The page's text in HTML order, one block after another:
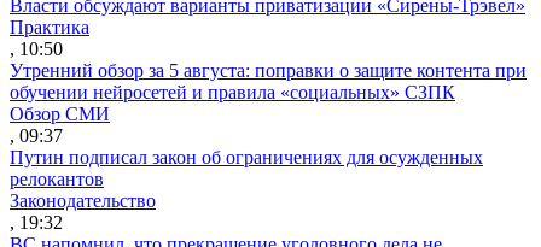
Власти обсуждают варианты приватизации «Сирены-Трэвел»
Практика
, 10:50
Утренний обзор за 5 августа: поправки о защите контента при
обучении нейросетей и правила «социальных» СЗПК
Обзор СМИ
, 09:37
Путин подписал закон об ограничениях для осужденных
релокантов
Законодательство
, 19:32